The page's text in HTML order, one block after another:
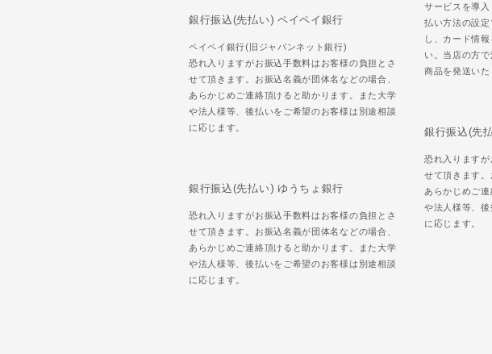
サービスを導
払い方法の設
し、カード情
い。当店の方
商品を発送いた
銀行振込(先払い) ペイペイ銀行
ペイペイ銀行(旧ジャパンネット銀行)
恐れ入りますがお振込手数料はお客様の負担とさ
せて頂きます。お振込名義が団体名などの場合、
あらかじめご連絡頂けると助かります。また大学
や法人様等、後払いをご希望のお客様は別途相談
に応じます。
銀行振込(先
恐れ入ります
せて頂きます。
あらかじめご
や法人様等、
に応じます。
銀行振込(先払い) ゆうちょ銀行
恐れ入りますがお振込手数料はお客様の負担とさ
せて頂きます。お振込名義が団体名などの場合、
あらかじめご連絡頂けると助かります。また大学
や法人様等、後払いをご希望のお客様は別途相談
に応じます。